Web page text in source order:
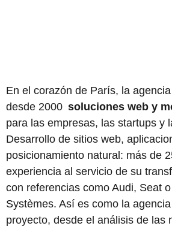
En el corazón de París, la
desde 2000 soluciones web y
para las empresas, las startups y
Desarrollo de sitios web,
posicionamiento natural: más de
experiencia al servicio de su
con referencias como Audi, Seat
Systèmes. Así es como la
proyecto, desde el análisis de las